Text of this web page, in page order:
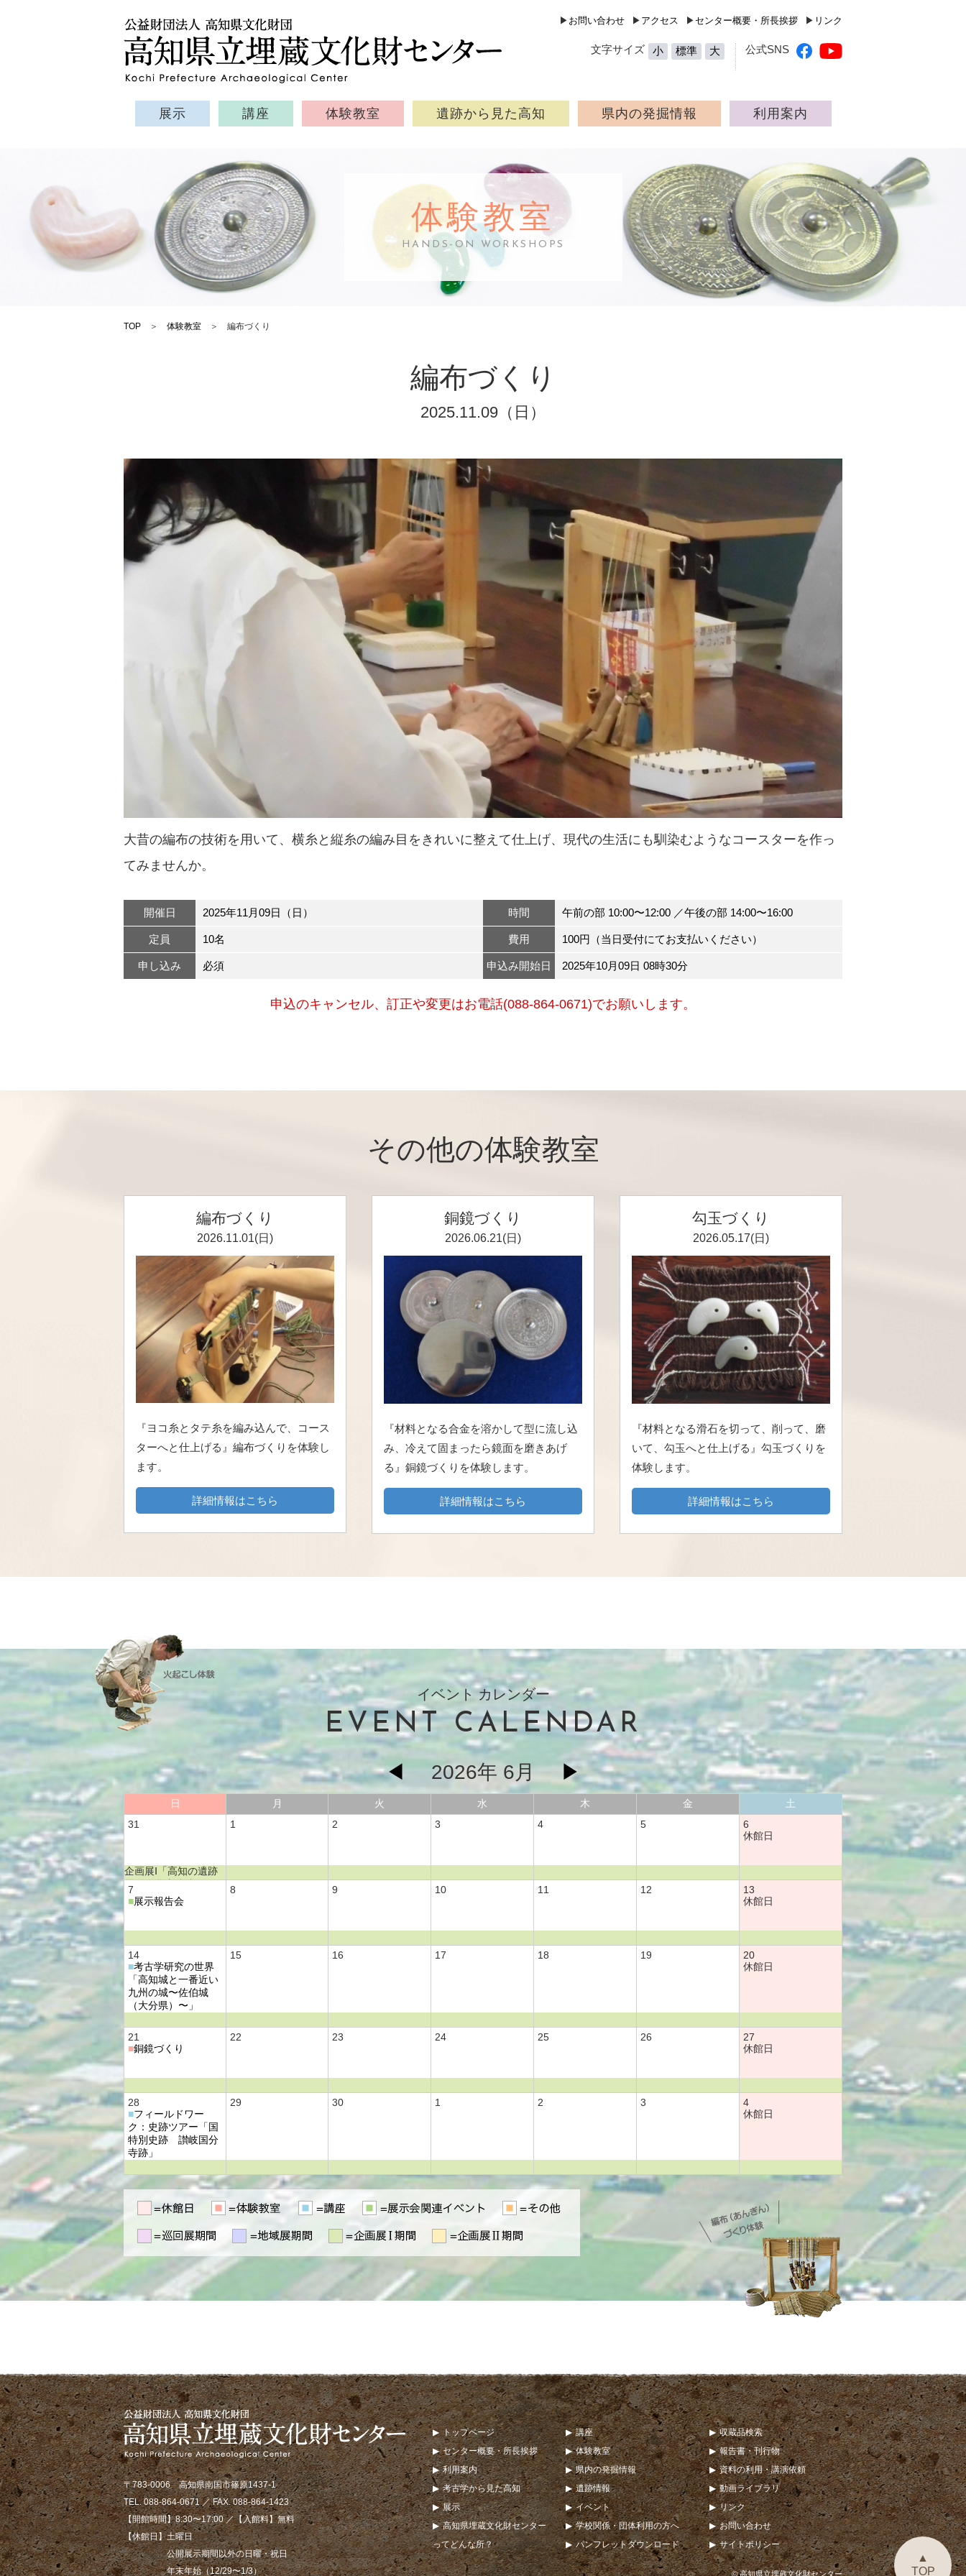
公益財団法人 高知県文化財団 高知県立埋蔵文化財センター（Kochi Prefecture
▶ お問い合わせ ▶ アクセス ▶ センター概要・所長挨拶 ▶ リンク
文字サイズ 小 標準 大 公式SNS
展示 講座 体験教室 遺跡から見た高知 県内の発掘情報 利用案内
体験教室
HANDS-ON WORKSHOPS
TOP ＞ 体験教室 ＞ 編布づくり
編布づくり
2025.11.09（日）
大昔の編布の技術を用いて、横糸と縦糸の編み目をきれいに整えて仕上げ、現代の生活にも馴染むようなコースターを作っ
てみませんか。
開催日 2025年11月09日（日） 時間 午前の部 10:00〜12:00 ／午後の部 14:00〜16:00
定員 10名 費用 100円（当日受付にてお支払いください）
申し込み 必須 申込み開始日 2025年10月09日 08時30分
申込のキャンセル、訂正や変更はお電話(088-864-0671)でお願いします。
その他の体験教室
編布づくり
2026.11.01(日)
『ヨコ糸とタテ糸を編み込んで、コース
ターへと仕上げる』編布づくりを体験し
ます。
詳細情報はこちら
銅鏡づくり
2026.06.21(日)
『材料となる合金を溶かして型に流し込
み、冷えて固まったら鏡面を磨きあげ
る』銅鏡づくりを体験します。
詳細情報はこちら
勾玉づくり
2026.05.17(日)
『材料となる滑石を切って、削って、磨
いて、勾玉へと仕上げる』勾玉づくりを
体験します。
詳細情報はこちら
イベント カレンダー
EVENT CALENDAR
◀ 2026年 6月▶
日 月 火 水 木 金
土
31
企画展Ⅰ「高知の遺跡
展―奥谷南遺跡―」
1 2 3 4 5
6
休館日
7
■展示報告会
8 9 10 11 12
13
休館日
14
■考古学研究の世界
「高知城と一番近い
九州の城〜佐伯城
（大分県）〜」
15 16 17 18 19
20
休館日
21
■銅鏡づくり
22 23 24 25 26
27
休館日
28
■フィールドワー
ク：史跡ツアー「国
特別史跡 讃岐国分
寺跡」
29 30 1 2 3
4
休館日
▲
TOP
〒783-0006 高知県南国市篠原1437-1
TEL. 088-864-0671 ／ FAX. 088-864-1423
【開館時間】8:30〜17:00 ／【入館料】無料
【休館日】土曜日
公開展示期間以外の日曜・祝日
年末年始（12/29〜1/3）
トップページ
センター概要・所長挨拶
利用案内
考古学から見た高知
展示
高知県埋蔵文化財センター
ってどんな所？
講座
体験教室
県内の発掘情報
遺跡情報
イベント
学校関係・団体利用の方へ
パンフレットダウンロード
収蔵品検索
報告書・刊行物
資料の利用・講演依頼
動画ライブラリ
リンク
お問い合わせ
サイトポリシー
© 高知県立埋蔵文化財センター